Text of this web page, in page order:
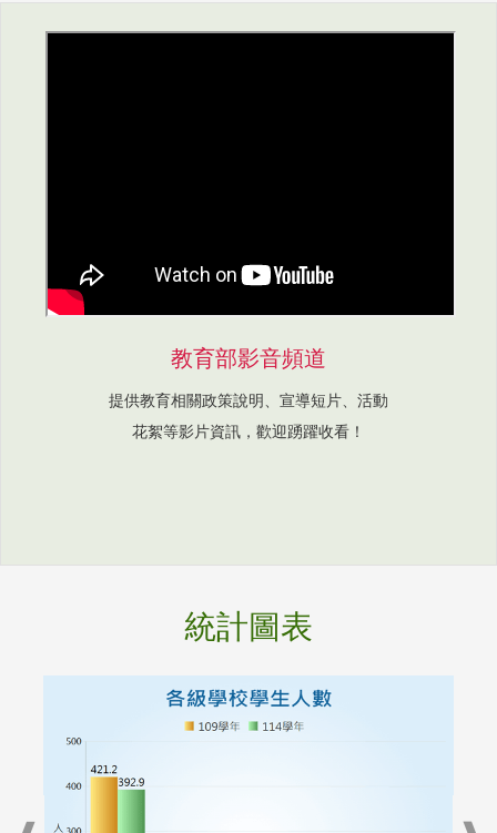
教育部影音頻道
提供教育相關政策說明、宣導短片、活動
花絮等影片資訊，歡迎踴躍收看！
統計圖表